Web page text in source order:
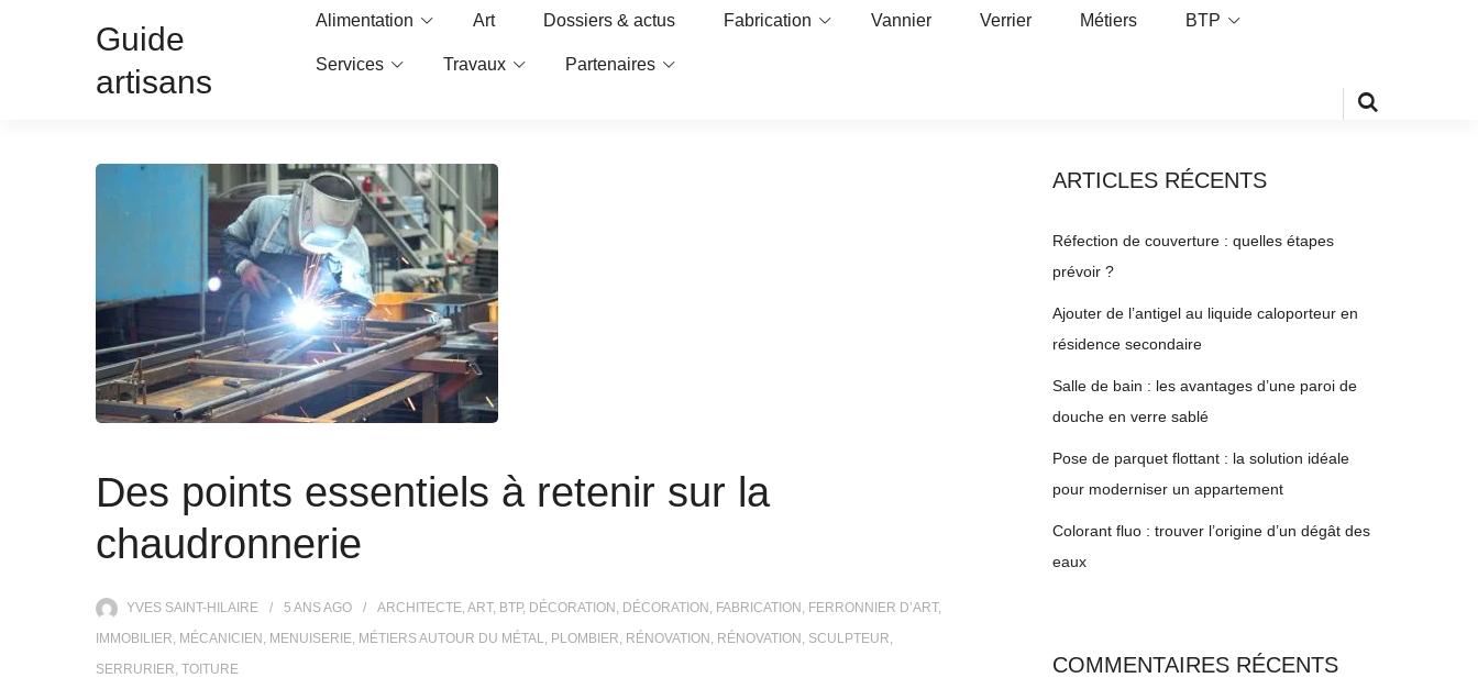
Guide
artisans
Alimentation Art Dossiers & actus Fabrication Vannier Verrier Métiers BTP
Services Travaux Partenaires
Des points essentiels à retenir sur la
chaudronnerie
YVES SAINT-HILAIRE 5 ANSAGO ARCHITECTE, ART, BTP, DÉCORATION , DÉCORATION , FABRICATION , FERRONNIER D’ART,
IMMOBILIER, MÉCANICIEN , MENUISERIE, MÉTIERS AUTOUR DU MÉTAL, PLOMBIER, RÉNOVATION , RÉNOVATION , SCULPTEUR,
SERRURIER, TOITURE
ARTICLES RÉCENTS
Réfection de couverture : quelles étapes
prévoir ?
Ajouter de l’antigel au liquide caloporteur en
résidence secondaire
Salle de bain : les avantages d’une paroi de
douche en verre sablé
Pose de parquet flottant : la solution idéale
pour moderniser un appartement
Colorant fluo : trouver l’origine d’un dégât des
eaux
COMMENTAIRES RÉCENTS